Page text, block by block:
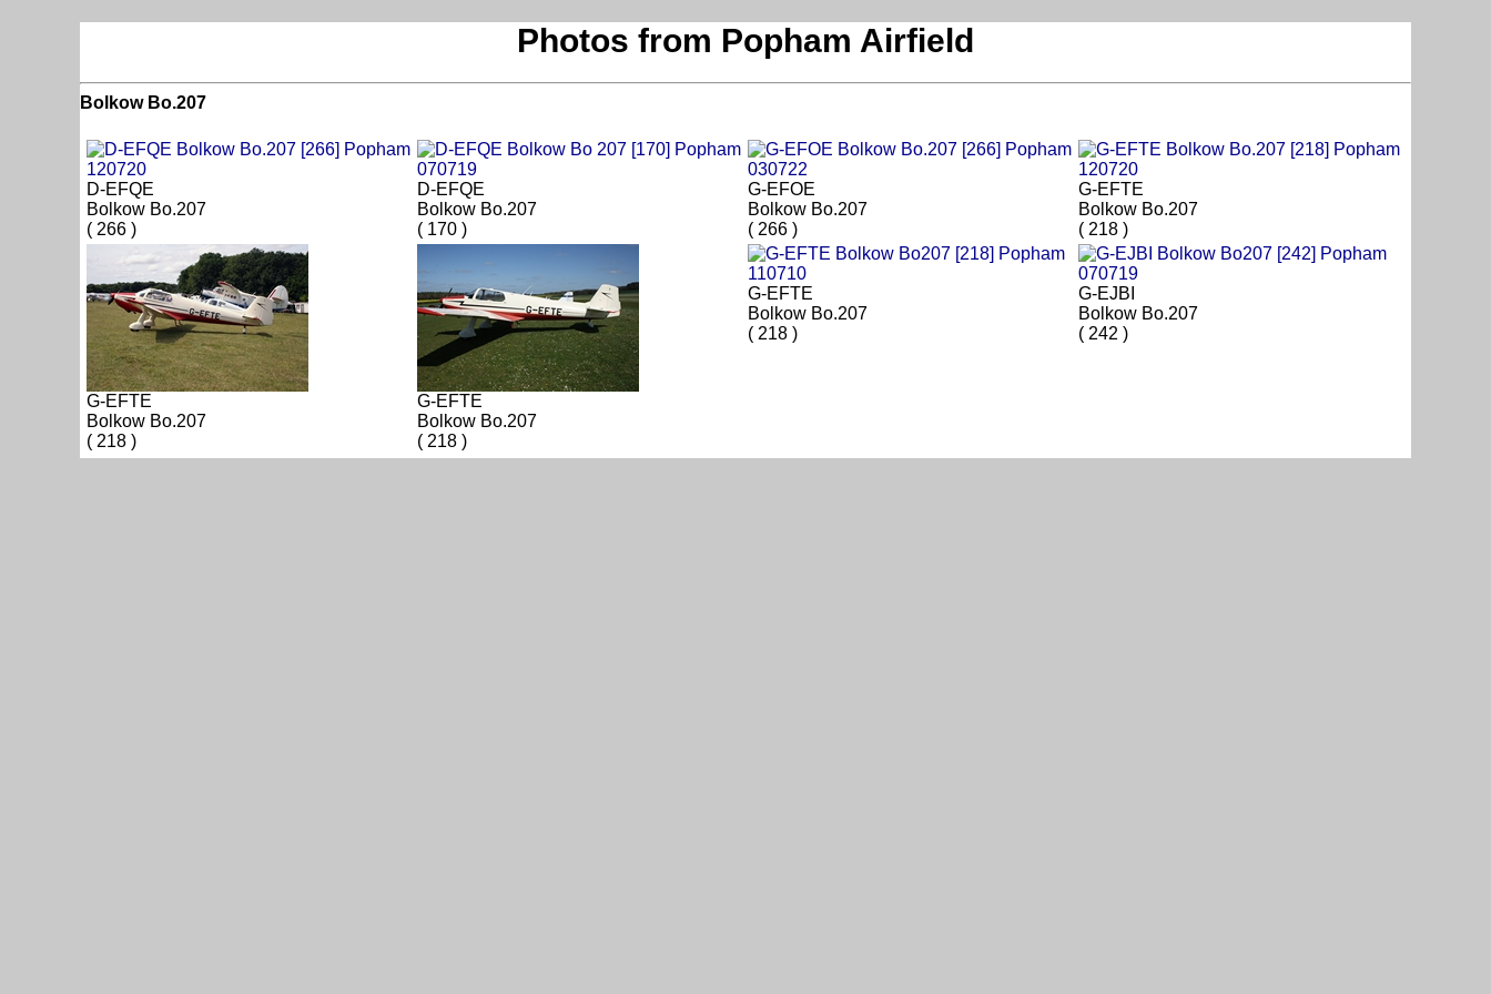
Photos from Popham Airfield
Bolkow Bo.207
D-EFQE
Bolkow Bo.207
( 266 )
D-EFQE
Bolkow Bo.207
( 170 )
G-EFOE
Bolkow Bo.207
( 266 )
G-EFTE
Bolkow Bo.207
( 218 )
G-EFTE
Bolkow Bo.207
( 218 )
G-EFTE
Bolkow Bo.207
( 218 )
G-EFTE
Bolkow Bo.207
( 218 )
G-EJBI
Bolkow Bo.207
( 242 )